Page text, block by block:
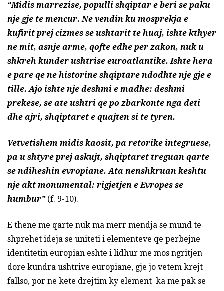
“Midis marrezise, populli shqiptar e beri se paku
nje gje te mencur. Ne vendin ku mosprekja e
kufirit prej cizmes se ushtarit te huaj, ishte kthyer
ne mit, asnje arme, qofte edhe per zakon, nuk u
shkreh kunder ushtrise euroatlantike. Ishte hera
e pare qe ne historine shqiptare ndodhte nje gje e
tille. Ajo ishte nje deshmi e madhe: deshmi
prekese, se ate ushtri qe po zbarkonte nga deti
dhe ajri, shqiptaret e quajten si te tyren.
Vetvetishem midis kaosit, pa retorike integruese,
pa u shtyre prej askujt, shqiptaret treguan qarte
se ndiheshin evropiane. Ata nenshkruan keshtu
nje akt monumental: rigjetjen e Evropes se
humbur” (f. 9-10).
E thene me qarte nuk ma merr mendja se mund te
shprehet ideja se uniteti i elementeve qe perbejne
identitetin europian eshte i lidhur me mos ngritjen
dore kundra ushtrive europiane, gje jo vetem krejt
fallso, por ne kete drejtim ky element ka me pak se